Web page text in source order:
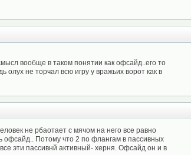
вообще в таком понятии как офсайд..его то
олух не торчал всю игру у вражьих ворот как в
не рбаотает с мячом на него все равно
офсайд.. Потому что 2 по флангам в пассивных
эти пассивнй активный- херня. Офсайд он и в